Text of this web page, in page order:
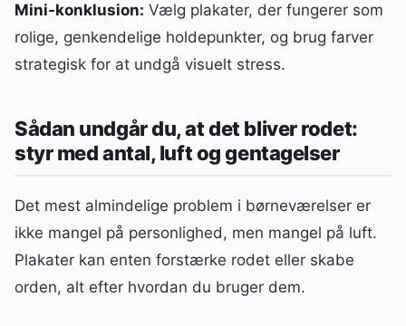
Mini-konklusion: Vælg plakater, der fungerer som
rolige, genkendelige holdepunkter, og brug farver
strategisk for at undgå visuelt stress.
Sådan undgår du, at det bliver rodet:
styr med antal, luft og gentagelser
Det mest almindelige problem i børneværelser er
ikke mangel på personlighed, men mangel på luft.
Plakater kan enten forstærke rodet eller skabe
orden, alt efter hvordan du bruger dem.